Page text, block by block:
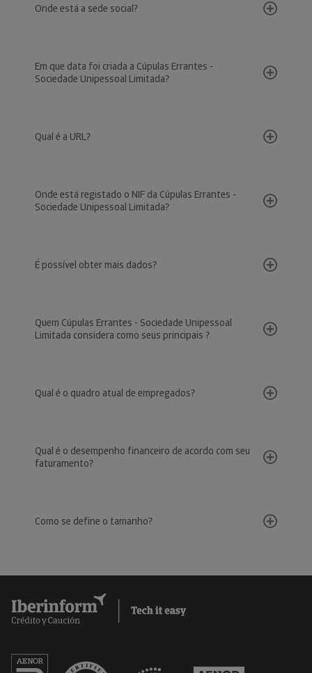
Onde está a sede social?
Em que data foi criada a Cúpulas Errantes -
Sociedade Unipessoal Limitada?
Qual é a URL?
Onde está registado o NIF da Cúpulas Errantes -
Sociedade Unipessoal Limitada?
É possível obter mais dados?
Quem Cúpulas Errantes - Sociedade Unipessoal
Limitada considera como seus principais ?
Qual é o quadro atual de empregados?
Qual é o desempenho financeiro de acordo com seu
faturamento?
Como se define o tamanho?